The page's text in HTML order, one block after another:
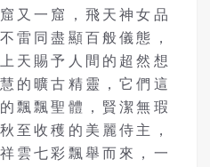
又一窟，飛天神女品
雷同盡顯百般儀態，
天賜予人間的超然想
的曠古精靈，它們這
飄飄聖體，賢潔無瑕
至收穫的美麗侍主，
雲七彩飄舉而來，一